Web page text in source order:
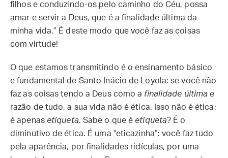
filhos e conduzindo-os pelo caminho do Céu, possa
amar e servir a Deus, que é a finalidade última da
minha vida.” É deste modo que você faz as coisas
com virtude!
O que estamos transmitindo é o ensinamento básico
e fundamental de Santo Inácio de Loyola: se você não
faz as coisas tendo a Deus como a finalidade última e
razão de tudo, a sua vida não é ética. Isso não é ética;
é apenas etiqueta. Sabe o que é etiqueta? É o
diminutivo de ética. É uma “eticazinha”: você faz tudo
pela aparência, por finalidades ridículas, por uma